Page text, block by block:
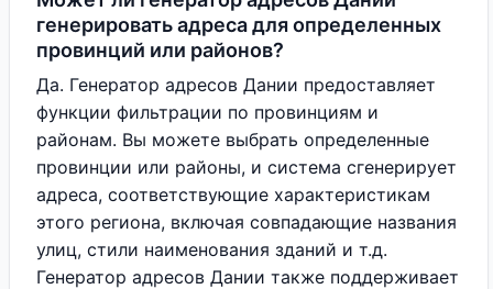
генерировать адреса для определенных
провинций или районов?
Да. Генератор адресов Дании предоставляет
функции фильтрации по провинциям и
районам. Вы можете выбрать определенные
провинции или районы, и система сгенерирует
адреса, соответствующие характеристикам
этого региона, включая совпадающие названия
улиц, стили наименования зданий и т.д.
Генератор адресов Дании также поддерживает